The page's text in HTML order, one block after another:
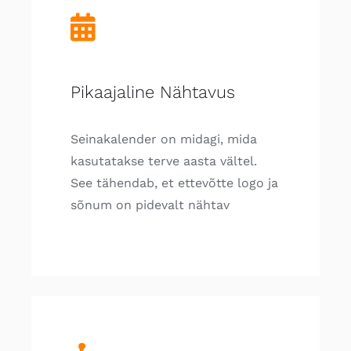
Pikaajaline Nähtavus
Seinakalender on midagi, mida
kasutatakse terve aasta vältel.
See tähendab, et ettevõtte logo ja
sõnum on pidevalt nähtav